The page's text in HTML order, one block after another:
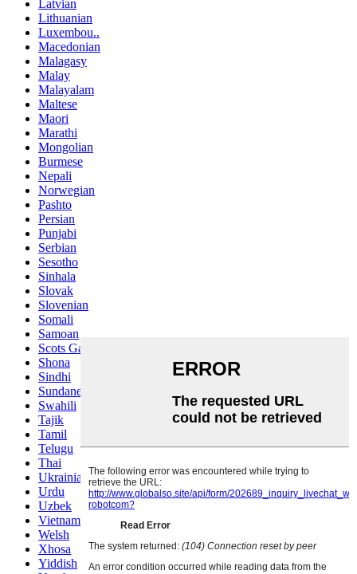
Latvian
Lithuanian
Luxembou..
Macedonian
Malagasy
Malay
Malayalam
Maltese
Maori
Marathi
Mongolian
Burmese
Nepali
Norwegian
Pashto
Persian
Punjabi
Serbian
Sesotho
Sinhala
Slovak
Slovenian
Somali
Samoan
Scots Gaelic
Shona
Sindhi
Sundanese
Swahili
Tajik
Tamil
Telugu
Thai
Ukrainian
Urdu
Uzbek
Vietnamese
Welsh
Xhosa
Yiddish